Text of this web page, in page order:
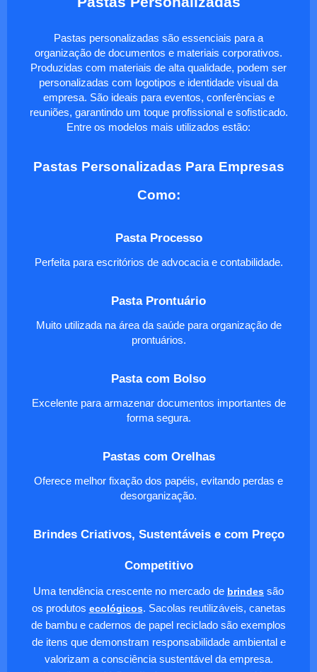
Pastas personalizadas são essenciais para a
organização de documentos e materiais corporativos.
Produzidas com materiais de alta qualidade, podem ser
personalizadas com logotipos e identidade visual da
empresa. São ideais para eventos, conferências e
reuniões, garantindo um toque profissional e sofisticado.
Entre os modelos mais utilizados estão:
Pastas Personalizadas Para Empresas
Como:
Pasta Processo
Perfeita para escritórios de advocacia e contabilidade.
Pasta Prontuário
Muito utilizada na área da saúde para organização de
prontuários.
Pasta com Bolso
Excelente para armazenar documentos importantes de
forma segura.
Pastas com Orelhas
Oferece melhor fixação dos papéis, evitando perdas e
desorganização.
Brindes Criativos, Sustentáveis e com Preço
Competitivo
Uma tendência crescente no mercado de brindes são
os produtos ecológicos. Sacolas reutilizáveis, canetas
de bambu e cadernos de papel reciclado são exemplos
de itens que demonstram responsabilidade ambiental e
valorizam a consciência sustentável da empresa.